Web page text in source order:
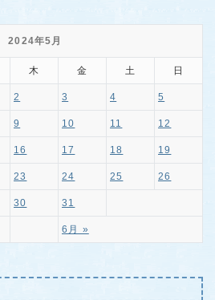
2024年5月
木 金 土 日
6月 »
2 3 4 5
9 10 11 12
16 17 18 19
23 24 25 26
30 31